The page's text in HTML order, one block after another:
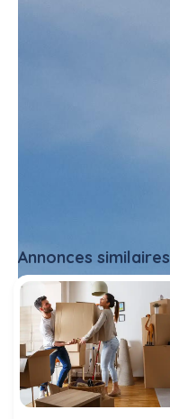
Annonces similaires